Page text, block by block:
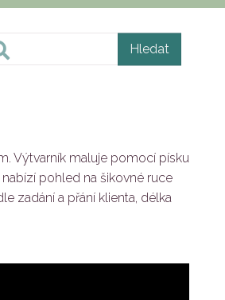
Výtvarník maluje pomocí písku
pohled na šikovné ruce
zadání a přání klienta, délka